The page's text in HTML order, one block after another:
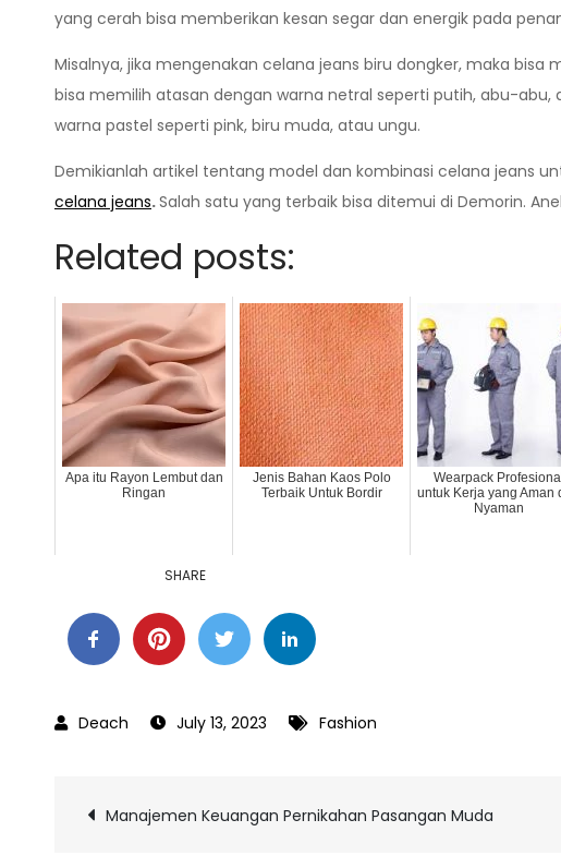
yang cerah bisa memberikan kesan segar dan energik pada
Misalnya, jika mengenakan celana jeans biru dongker, maka
bisa memilih atasan dengan warna netral seperti putih, abu-
warna pastel seperti pink, biru muda, atau ungu.
Demikianlah artikel tentang model dan kombinasi celana jeans
celana jeans.Salah satu yang terbaik bisa ditemui di Demorin.
Related posts:
Apa itu Rayon Lembut dan
Ringan
Jenis Bahan Kaos Polo
Terbaik Untuk Bordir
Wearpack Profesional
untuk Kerja yang Aman
Nyaman
SHARE
July 13, 2023 Fashion
Post
Manajemen Keuangan Pernikahan Pasangan Muda